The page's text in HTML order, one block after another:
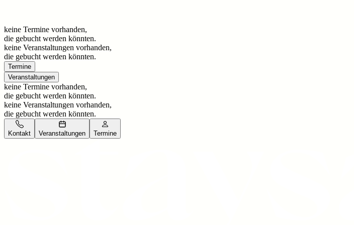
keine Termine vorhanden,
die gebucht werden könnten.
keine Veranstaltungen vorhanden,
die gebucht werden könnten.
Termine
Veranstaltungen
keine Termine vorhanden,
die gebucht werden könnten.
keine Veranstaltungen vorhanden,
die gebucht werden könnten.
Kontakt Veranstaltungen Termine